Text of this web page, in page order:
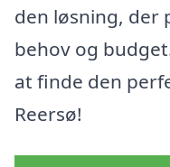
den løsning, der
behov og
at finde den
Reersø!